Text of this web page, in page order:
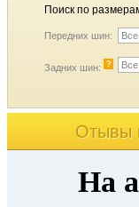
Поиск по
Передних шин: Все
Задних шин: ? Все
Отывы
На